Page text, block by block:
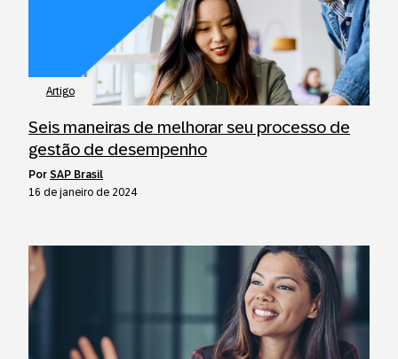
Artigo
Seis maneiras de melhorar seu processo de
gestão de desempenho
por SAP Brasil
16 de janeiro de 2024